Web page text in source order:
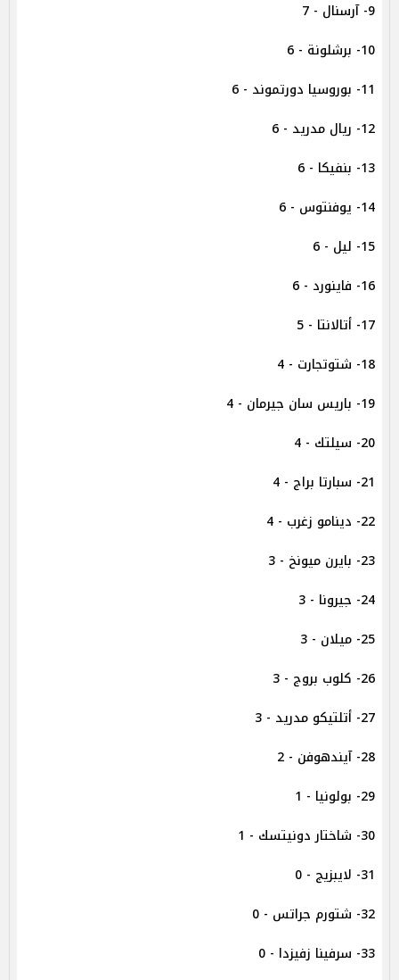
9- آرسنال - 7
10- برشلونة - 6
11- بوروسيا دورتموند - 6
12- ريال مدريد - 6
13- بنفيكا - 6
14- يوفنتوس - 6
15- ليل - 6
16- فاينورد - 6
17- أتالانتا - 5
18- شتوتجارت - 4
19- باريس سان جيرمان - 4
20- سيلتك - 4
21- سبارتا براج - 4
22- دينامو زغرب - 4
23- بايرن ميونخ - 3
24- جيرونا - 3
25- ميلان - 3
26- كلوب بروج - 3
27- أتلتيكو مدريد - 3
28- آيندهوفن - 2
29- بولونيا - 1
30- شاختار دونيتسك - 1
31- لايبزيج - 0
32- شتورم جراتس - 0
33- سرفينا زفيزدا - 0